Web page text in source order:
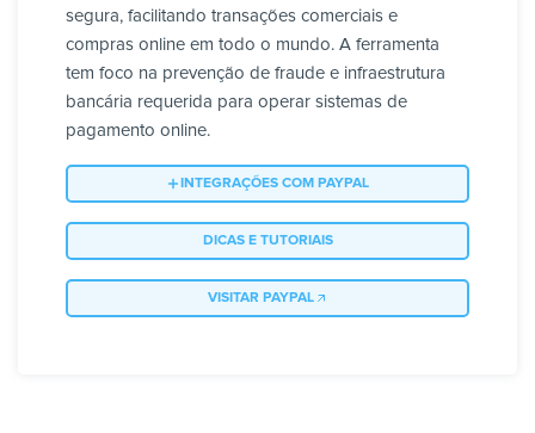
segura, facilitando transações comerciais e
compras online em todo o mundo. A ferramenta
tem foco na prevenção de fraude e infraestrutura
bancária requerida para operar sistemas de
pagamento online.
INTEGRAÇÕES COM PAYPAL
DICAS E TUTORIAIS
VISITAR PAYPAL